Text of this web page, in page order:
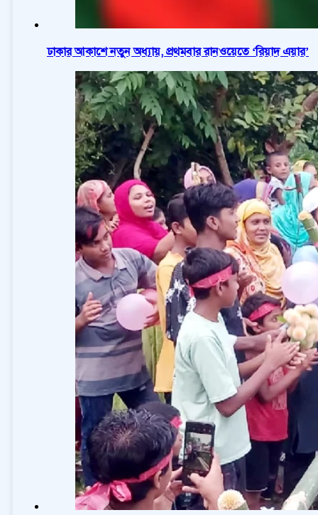
ঢাকার আকাশে নতুন অধ্যায়, প্রথমবার রানওয়েতে ‘রিয়াদ এয়ার’